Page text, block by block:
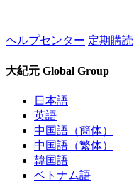
ヘルプセンター 定期購読
大紀元 Global Group
日本語
英語
中国語（簡体）
中国語（繁体）
韓国語
ベトナム語